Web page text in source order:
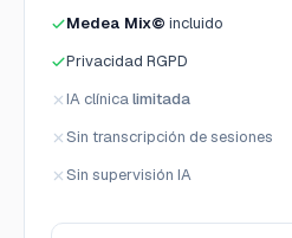
Medea Mix© incluido
Privacidad RGPD
IA clínicalimitada
Sin transcripción de sesiones
Sin supervisión IA